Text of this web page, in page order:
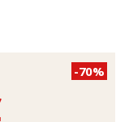
-70%